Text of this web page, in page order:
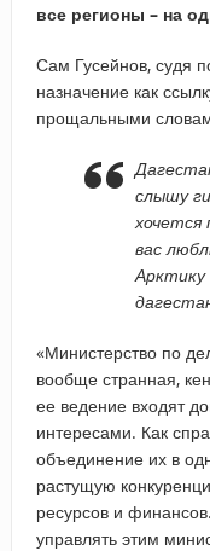
все регионы – на
Сам Гусейнов, судя
назначение как
прощальными
слышу
хочется
вас
Арктику
«Министерство по
вообще странная,
ее ведение входят
интересами. Как
объединение их в
растущую
ресурсов и
управлять этим